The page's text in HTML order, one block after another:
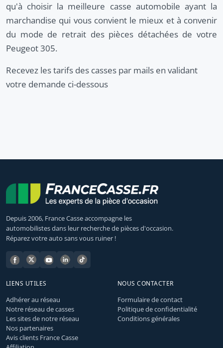
qu'à choisir la meilleure casse automobile ayant la
marchandise qui vous convient le mieux et à convenir
du mode de retrait des pièces détachées de votre
Peugeot 305.
Recevez les tarifs des casses par mails en validant
votre demande ci-dessous
Depuis 2006, France Casse accompagne les
automobilistes dans leur recherche de pièces d'occasion.
Réparez votre auto sans vous ruiner !
LIENS UTILES
Adhérer au réseau
Notre réseau de casses
Les sites de notre réseau
Nos partenaires
Avis clients France Casse
NOUS CONTACTER
Formulaire de contact
Politique de confidentialité
Conditions générales